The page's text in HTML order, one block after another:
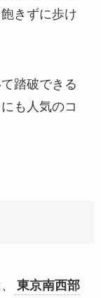
きずに歩け
踏破できる
も人気のコ
東京南西部